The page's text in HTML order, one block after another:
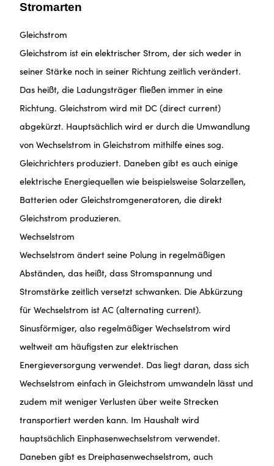
Stromarten
Gleichstrom
Gleichstrom ist ein elektrischer Strom, der sich weder in
seiner Stärke noch in seiner Richtung zeitlich verändert.
Das heißt, die Ladungsträger fließen immer in eine
Richtung. Gleichstrom wird mit DC (direct current)
abgekürzt. Hauptsächlich wird er durch die Umwandlung
von Wechselstrom in Gleichstrom mithilfe eines sog.
Gleichrichters produziert. Daneben gibt es auch einige
elektrische Energiequellen wie beispielsweise Solarzellen,
Batterien oder Gleichstromgeneratoren, die direkt
Gleichstrom produzieren.
Wechselstrom
Wechselstrom ändert seine Polung in regelmäßigen
Abständen, das heißt, dass Stromspannung und
Stromstärke zeitlich versetzt schwanken. Die Abkürzung
für Wechselstrom ist AC (alternating current).
Sinusförmiger, also regelmäßiger Wechselstrom wird
weltweit am häufigsten zur elektrischen
Energieversorgung verwendet. Das liegt daran, dass sich
Wechselstrom einfach in Gleichstrom umwandeln lässt und
zudem mit weniger Verlusten über weite Strecken
transportiert werden kann. Im Haushalt wird
hauptsächlich Einphasenwechselstrom verwendet.
Daneben gibt es Dreiphasenwechselstrom, auch